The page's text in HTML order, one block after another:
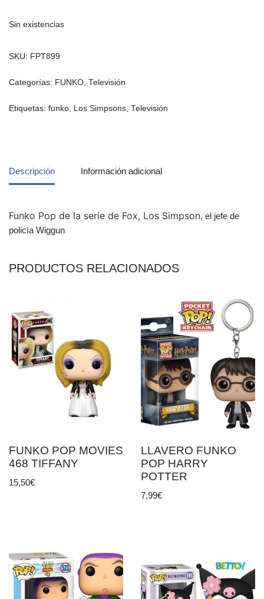
Sin existencias
SKU: FPT899
Categorías: FUNKO Televisión
Etiquetas: funko Los Simpsons Televisión
Descripción Información adicional
Funko Pop de la serie de Fox, Los Simpson, el jefe de
policía Wiggun
PRODUCTOS RELACIONADOS
FUNKO POP MOVIES
468 TIFFANY
15,50€
LLAVERO FUNKO
POP HARRY
POTTER
7,99€